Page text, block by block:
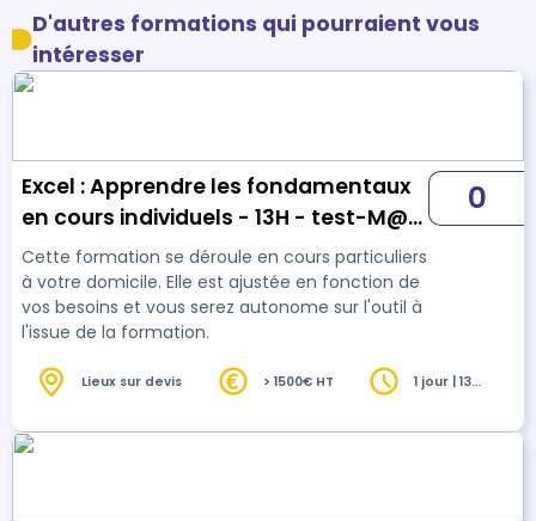
D'autres formations qui pourraient vous
intéresser
Excel : Apprendre les fondamentaux
en cours individuels - 13H - test-M@n
Massy
Cette formation se déroule en cours particuliers
à votre domicile. Elle est ajustée en fonction de
vos besoins et vous serez autonome sur l'outil à
l'issue de la formation.
0
Lieux sur devis > 1500€ HT
1 jour | 13